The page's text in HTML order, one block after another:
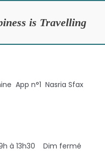
is Travelling
App n°1 Nasria Sfax
à 13h30 Dim fermé